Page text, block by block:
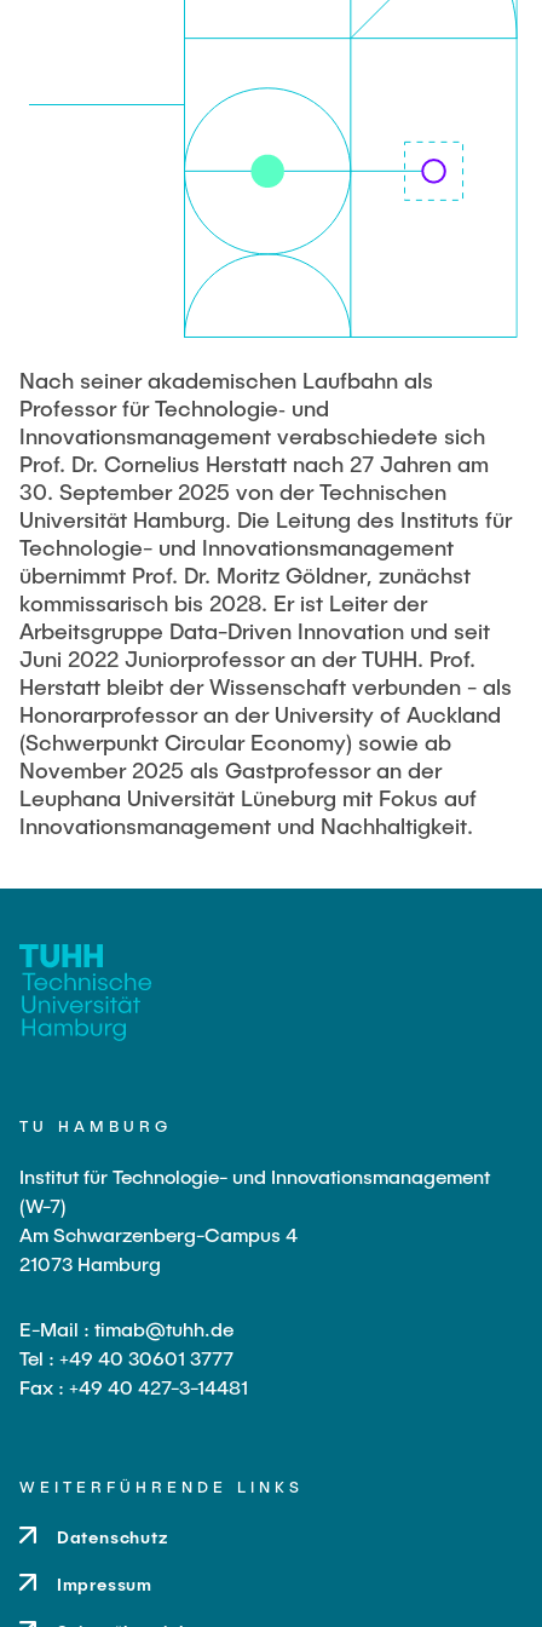
Dissertationen & Habilitationen
Herausgeberbände
Drittmittelprojekte
Forschungskolloquium - TIM-Forsch
Responsible Leadership and Communication
Unternehmensberatung
Sustainable Innovation Management
Agile Design Methods
Digitalization & Innovation
Social Innovation & Entrepreneurship
Foundations of Corporate Management
Abschlussarbeiten
MSc. GTIME
University Innovation Fellows
Nach seiner akademischen Laufbahn als
Professor für Technologie‑ und
Innovationsmanagement verabschiedete sich
Prof. Dr. Cornelius Herstatt nach 27 Jahren am
30. September 2025 von der Technischen
Universität Hamburg. Die Leitung des Instituts für
Technologie- und Innovationsmanagement
übernimmt Prof. Dr. Moritz Göldner, zunächst
kommissarisch bis 2028. Er ist Leiter der
Arbeitsgruppe Data-Driven Innovation und seit
Juni 2022 Juniorprofessor an der TUHH. Prof.
Herstatt bleibt der Wissenschaft verbunden - als
Honorarprofessor an der University of Auckland
(Schwerpunkt Circular Economy) sowie ab
November 2025 als Gastprofessor an der
Leuphana Universität Lüneburg mit Fokus auf
Innovationsmanagement und Nachhaltigkeit.
TU HAMBURG
Institut für Technologie- und Innovationsmanagement
(W-7)
Am Schwarzenberg-Campus 4
21073 Hamburg
E-Mail : timab@tuhh.de
Tel : +49 40 30601 3777
Fax : +49 40 427-3-14481
WEITERFÜHRENDE LINKS
Datenschutz
Impressum